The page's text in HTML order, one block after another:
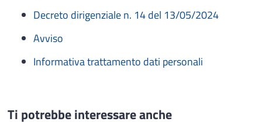
Decreto dirigenziale n. 14 del 13/05/2024
Avviso
Informativa trattamento dati personali
Ti potrebbe interessare anche